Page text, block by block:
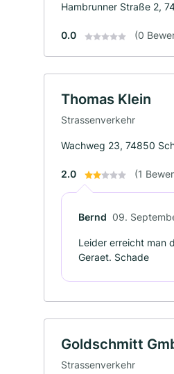
Hambrunner Straße 2,
0.0 (0
Thomas Klein
Strassenverkehr
Wachweg 23, 74850
2.0 (1
Bernd 09.
Leider erreicht man
Geraet. Schade
Goldschmitt
Strassenverkehr